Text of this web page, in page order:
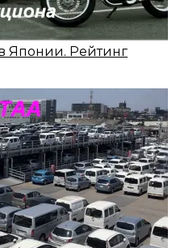
Японии. Рейтинг